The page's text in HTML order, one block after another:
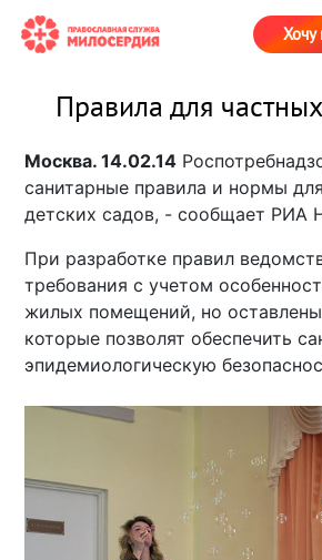
Хочу
Правила для
Москва. 14.02.14
санитарные правила и нормы
детских садов, - сообщает РИА
При разработке правил
требования с учетом
жилых помещений, но
которые позволят обеспечить
эпидемиологическую